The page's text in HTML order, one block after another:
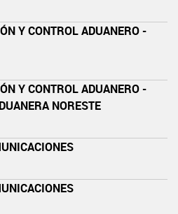
Y CONTROL ADUANERO -
Y CONTROL ADUANERO -
NORESTE